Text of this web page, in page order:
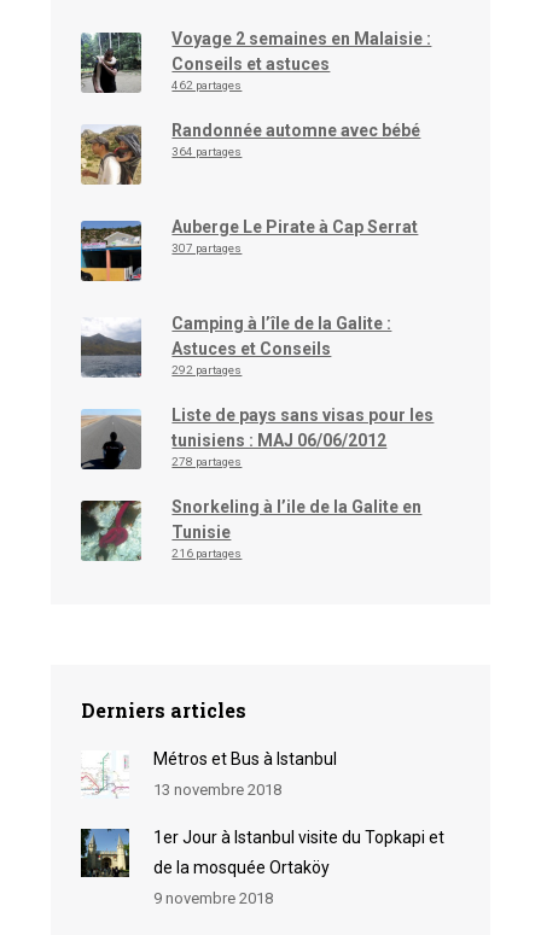
Voyage 2 semaines en Malaisie :
Conseils et astuces
462 partages
Randonnée automne avec bébé
364 partages
Auberge Le Pirate à Cap Serrat
307 partages
Camping à l’île de la Galite :
Astuces et Conseils
292 partages
Liste de pays sans visas pour les
tunisiens : MAJ 06/06/2012
278 partages
Snorkeling à l’ile de la Galite en
Tunisie
216 partages
Derniers articles
Métros et Bus à Istanbul
13 novembre 2018
1er Jour à Istanbul visite du Topkapi et
de la mosquée Ortaköy
9 novembre 2018